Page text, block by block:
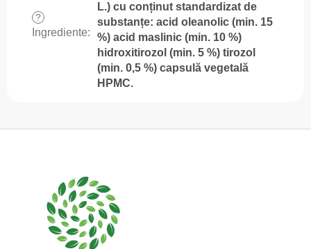
?
Ingrediente:
L.) cu conținut standardizat de
substanțe: acid oleanolic (min. 15
%) acid maslinic (min. 10 %)
hidroxitirozol (min. 5 %) tirozol
(min. 0,5 %) capsulă vegetală
HPMC.